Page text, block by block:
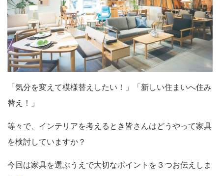
「気分を変えて模様替えしたい！」「新しい住まいへ住み
替え！」
等々で、インテリアを考えるとき皆さんはどうやって家具
を検討していますか？
今回は家具を選ぶうえで大切なポイントを３つお伝えしま